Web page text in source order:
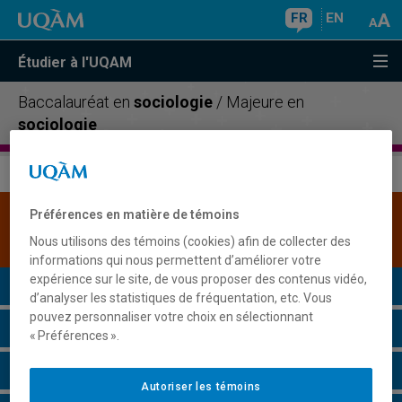
FR EN
Étudier à l'UQAM
Baccalauréat en sociologie / Majeure en
sociologie
Une version plus récente de ce programme est
disponible.Cliquez ici pour la consulter.
Présentation du programme
Conditions d'admission
Cours à suivre et horaires
Préférences en matière de témoins
Nous utilisons des témoins (cookies) afin de collecter des
informations qui nous permettent d’améliorer votre
expérience sur le site, de vous proposer des contenus vidéo,
d’analyser les statistiques de fréquentation, etc. Vous
pouvez personnaliser votre choix en sélectionnant
« Préférences ».
Autoriser les témoins